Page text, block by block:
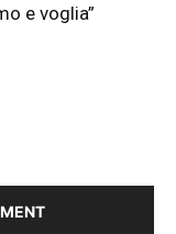
e voglia”